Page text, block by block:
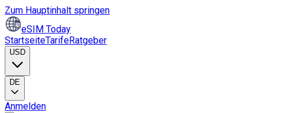
Zum Hauptinhalt springen
eSIM Today
StartseiteTarifeRatgeber
USD
DE
Anmelden